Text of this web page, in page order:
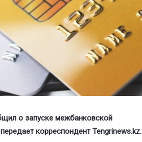
о запуске межбанковской
корреспондентTengrinews.kz.